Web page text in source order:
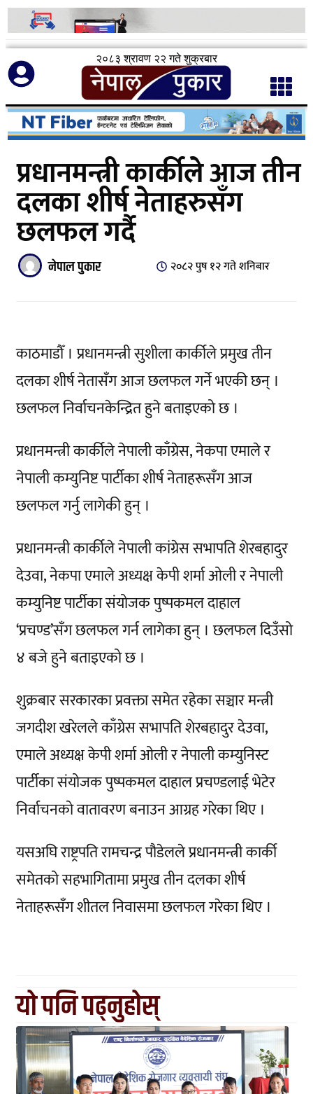
२०८३ श्रावण २२ गते शुक्रबार
प्रधानमन्त्री कार्कीले आज तीन
दलका शीर्ष नेताहरुसँग
छलफल गर्दै
नेपाल पुकार २०८२ पुष १२ गते शनिबार
काठमाडौँ । प्रधानमन्त्री सुशीला कार्कीले प्रमुख तीन
दलका शीर्ष नेतासँग आज छलफल गर्ने भएकी छन् ।
छलफल निर्वाचनकेन्द्रित हुने बताइएको छ ।
प्रधानमन्त्री कार्कीले नेपाली काँग्रेस, नेकपा एमाले र
नेपाली कम्युनिष्ट पार्टीका शीर्ष नेताहरूसँग आज
छलफल गर्नु लागेकी हुन् ।
प्रधानमन्त्री कार्कीले नेपाली कांग्रेस सभापति शेरबहादुर
देउवा, नेकपा एमाले अध्यक्ष केपी शर्मा ओली र नेपाली
कम्युनिष्ट पार्टीका संयोजक पुष्पकमल दाहाल
‘प्रचण्ड’सँग छलफल गर्न लागेका हुन् । छलफल दिउँसो
४ बजे हुने बताइएको छ ।
शुक्रबार सरकारका प्रवक्ता समेत रहेका सञ्चार मन्त्री
जगदीश खरेलले काँग्रेस सभापति शेरबहादुर देउवा,
एमाले अध्यक्ष केपी शर्मा ओली र नेपाली कम्युनिस्ट
पार्टीका संयोजक पुष्पकमल दाहाल प्रचण्डलाई भेटेर
निर्वाचनको वातावरण बनाउन आग्रह गरेका थिए ।
यसअघि राष्ट्रपति रामचन्द्र पौडेलले प्रधानमन्त्री कार्की
समेतको सहभागितामा प्रमुख तीन दलका शीर्ष
नेताहरूसँग शीतल निवासमा छलफल गरेका थिए ।
यो पनि पढ्नुहोस्